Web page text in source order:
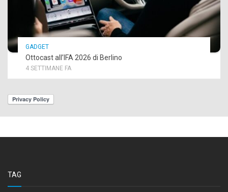
GADGET
Ottocast all’IFA 2026 di Berlino
4 SETTIMANE FA
TAG